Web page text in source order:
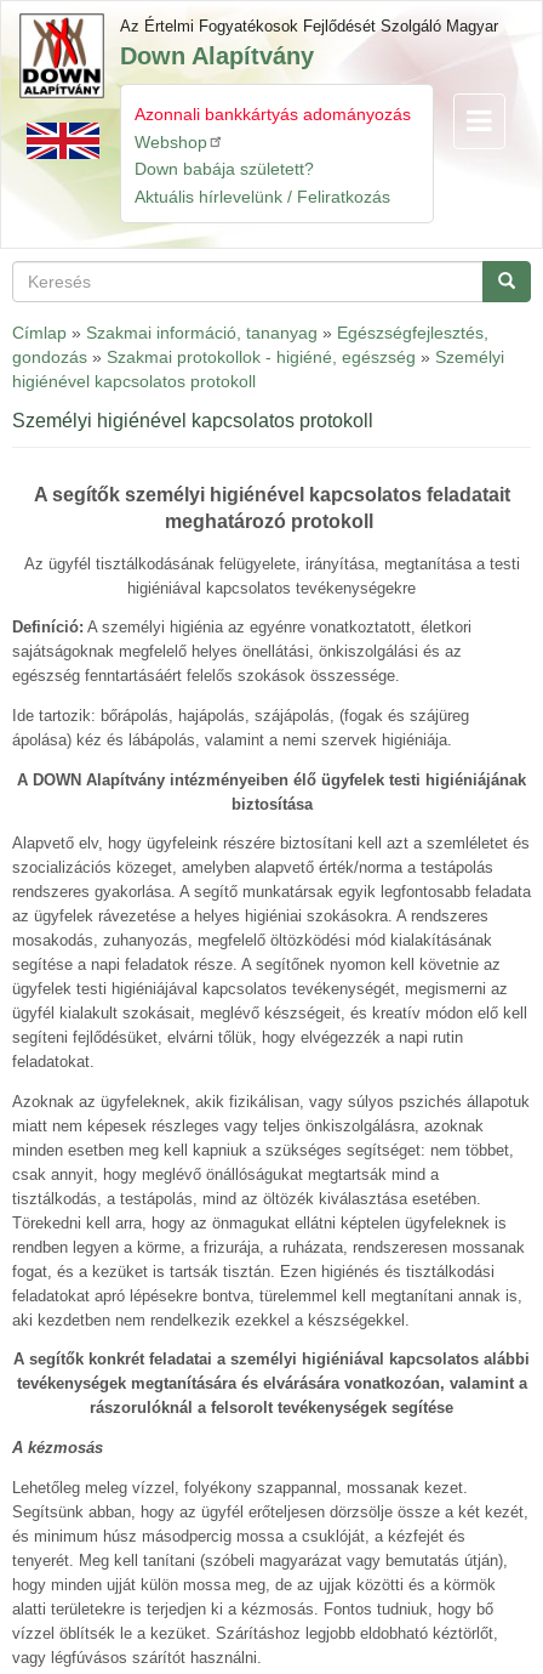
Ugrás
tartalomra
Az Értelmi Fogyatékosok Fejlődését Szolgáló Magyar
Down Alapítvány
Gyorslinkek
Azonnali bankkártyás adományozás
Webshop
Down babája született?
Aktuális hírlevelünk / Feliratkozás
Navigáció
Keresés
Címlap » Szakmai információ, tananyag » Egészségfejlesztés,
gondozás » Szakmai protokollok - higiéné, egészség » Személyi
higiénével kapcsolatos protokoll
Személyi higiénével kapcsolatos protokoll
A segítők személyi higiénével kapcsolatos feladatait
meghatározó protokoll
Az ügyfél tisztálkodásának felügyelete, irányítása, megtanítása a testi
higiéniával kapcsolatos tevékenységekre
Definíció: A személyi higiénia az egyénre vonatkoztatott, életkori
sajátságoknak megfelelő helyes önellátási, önkiszolgálási és az
egészség fenntartásáért felelős szokások összessége.
Ide tartozik: bőrápolás, hajápolás, szájápolás, (fogak és szájüreg
ápolása) kéz és lábápolás, valamint a nemi szervek higiéniája.
A DOWN Alapítvány intézményeiben élő ügyfelek testi higiéniájának
biztosítása
Alapvető elv, hogy ügyfeleink részére biztosítani kell azt a szemléletet és
szocializációs közeget, amelyben alapvető érték/norma a testápolás
rendszeres gyakorlása. A segítő munkatársak egyik legfontosabb feladata
az ügyfelek rávezetése a helyes higiéniai szokásokra. A rendszeres
mosakodás, zuhanyozás, megfelelő öltözködési mód kialakításának
segítése a napi feladatok része. A segítőnek nyomon kell követnie az
ügyfelek testi higiéniájával kapcsolatos tevékenységét, megismerni az
ügyfél kialakult szokásait, meglévő készségeit, és kreatív módon elő kell
segíteni fejlődésüket, elvárni tőlük, hogy elvégezzék a napi rutin
feladatokat.
Azoknak az ügyfeleknek, akik fizikálisan, vagy súlyos pszichés állapotuk
miatt nem képesek részleges vagy teljes önkiszolgálásra, azoknak
minden esetben meg kell kapniuk a szükséges segítséget: nem többet,
csak annyit, hogy meglévő önállóságukat megtartsák mind a
tisztálkodás, a testápolás, mind az öltözék kiválasztása esetében.
Törekedni kell arra, hogy az önmagukat ellátni képtelen ügyfeleknek is
rendben legyen a körme, a frizurája, a ruházata, rendszeresen mossanak
fogat, és a kezüket is tartsák tisztán. Ezen higiénés és tisztálkodási
feladatokat apró lépésekre bontva, türelemmel kell megtanítani annak is,
aki kezdetben nem rendelkezik ezekkel a készségekkel.
A segítők konkrét feladatai a személyi higiéniával kapcsolatos alábbi
tevékenységek megtanítására és elvárására vonatkozóan, valamint a
rászorulóknál a felsorolt tevékenységek segítése
A kézmosás
Lehetőleg meleg vízzel, folyékony szappannal, mossanak kezet.
Segítsünk abban, hogy az ügyfél erőteljesen dörzsölje össze a két kezét,
és minimum húsz másodpercig mossa a csuklóját, a kézfejét és
tenyerét. Meg kell tanítani (szóbeli magyarázat vagy bemutatás útján),
hogy minden ujját külön mossa meg, de az ujjak közötti és a körmök
alatti területekre is terjedjen ki a kézmosás. Fontos tudniuk, hogy bő
vízzel öblítsék le a kezüket. Szárításhoz legjobb eldobható kéztörlőt,
vagy légfúvásos szárítót használni.